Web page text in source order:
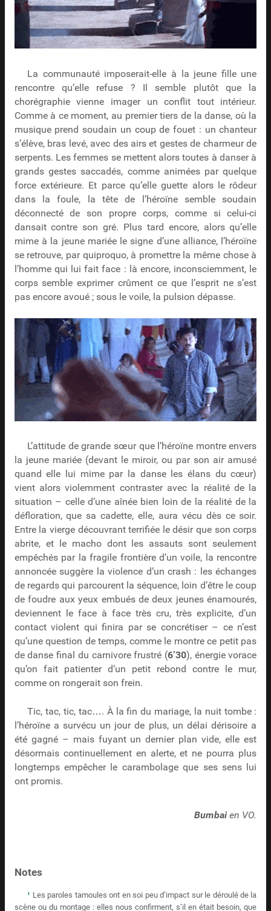
La communauté imposerait-elle à la jeune fille une
rencontre qu’elle refuse ? Il semble plutôt que la
chorégraphie vienne imager un conflit tout intérieur.
Comme à ce moment, au premier tiers de la danse, où la
musique prend soudain un coup de fouet : un chanteur
s’élève, bras levé, avec des airs et gestes de charmeur de
serpents. Les femmes se mettent alors toutes à danser à
grands gestes saccadés, comme animées par quelque
force extérieure. Et parce qu’elle guette alors le rôdeur
dans la foule, la tête de l’héroïne semble soudain
déconnecté de son propre corps, comme si celui-ci
dansait contre son gré. Plus tard encore, alors qu’elle
mime à la jeune mariée le signe d’une alliance, l’héroïne
se retrouve, par quiproquo, à promettre la même chose à
l’homme qui lui fait face : là encore, inconsciemment, le
corps semble exprimer crûment ce que l’esprit ne s’est
pas encore avoué ; sous le voile, la pulsion dépasse.
L’attitude de grande sœur que l’héroïne montre envers
la jeune mariée (devant le miroir, ou par son air amusé
quand elle lui mime par la danse les élans du cœur)
vient alors violemment contraster avec la réalité de la
situation – celle d’une aînée bien loin de la réalité de la
défloration, que sa cadette, elle, aura vécu dès ce soir.
Entre la vierge découvrant terrifiée le désir que son corps
abrite, et le macho dont les assauts sont seulement
empêchés par la fragile frontière d’un voile, la rencontre
annoncée suggère la violence d’un crash : les échanges
de regards qui parcourent la séquence, loin d’être le coup
de foudre aux yeux embués de deux jeunes énamourés,
deviennent le face à face très cru, très explicite, d’un
contact violent qui finira par se concrétiser – ce n’est
qu’une question de temps, comme le montre ce petit pas
de danse final du carnivore frustré (6’30), énergie vorace
qu’on fait patienter d’un petit rebond contre le mur,
comme on rongerait son frein.
Tic, tac, tic, tac…. À la fin du mariage, la nuit tombe :
l’héroïne a survécu un jour de plus, un délai dérisoire a
été gagné – mais fuyant un dernier plan vide, elle est
désormais continuellement en alerte, et ne pourra plus
longtemps empêcher le carambolage que ses sens lui
ont promis.
Bumbaien VO.
Notes
¹ Les paroles tamoules ont en soi peu d’impact sur le déroulé de la
scène ou du montage : elles nous confirment, s’il en était besoin, que